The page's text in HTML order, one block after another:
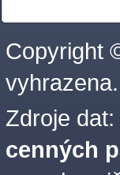
Copyright
vyhrazena.
Zdroje dat:
cenných